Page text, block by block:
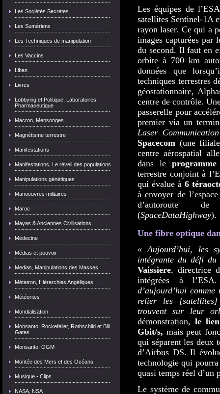
Les Sociétés Secrètes
Les Sumériens
Les Techniques de manipulation
Les Vaccins
Liban
Livres
Lobbying et Politique, Laboratoires
Pharmaceutique
Macron, Mensonges
Magnétisme terrestre
Manifestations
Manifestations, Le réveil des populations
Manipulations génétiques
Manoeuvres militaires
Maroc
Mayas & Anciennes Civilisations
Médecine
Médias et pouvoir
Medias, Manipulations des Masses
Métatron, Hiérarchies Angéliques
Météorites
Mondialisation
Monsanto, Rockefeller, Rothschild et Bill
Gates
Monsanto; OGM
Montée des Mers et des Océans
Musique - Clips
NASA, NSA
Les équipes de
satellites Sentinel-1A
rayon laser. Ce qui a
images capturées par
du second. Il faut en
orbite à 700 km
données que
techniques terrestres
géostationnaire,
centre de contrôle.
passerelle pour
premier via un
Laser
Spacecom (une
centre aérospatial
dans le
terrestre conjoint à
qui évalue à 6
à envoyer de
d’autoroute
(SpaceDataHighway).
Une fibre optique
« Aujourd’hui, les
intégrante du défi
Vaissiere, directrice
intégrées à
d’aujourd’hui
relier les
trouvent sur leur
démonstration, le
Gbit/s, mais peut
qui séparent les deux
d’Airbus DS. Il
technologie qui
quasi temps réel d’un
Le système de